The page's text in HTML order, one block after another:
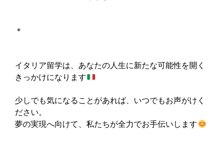
＊
イタリア留学は、あなたの人生に新たな可能性を開く
きっかけになります
少しでも気になることがあれば、いつでもお声がけく
ださい。
夢の実現へ向けて、私たちが全力でお手伝いします